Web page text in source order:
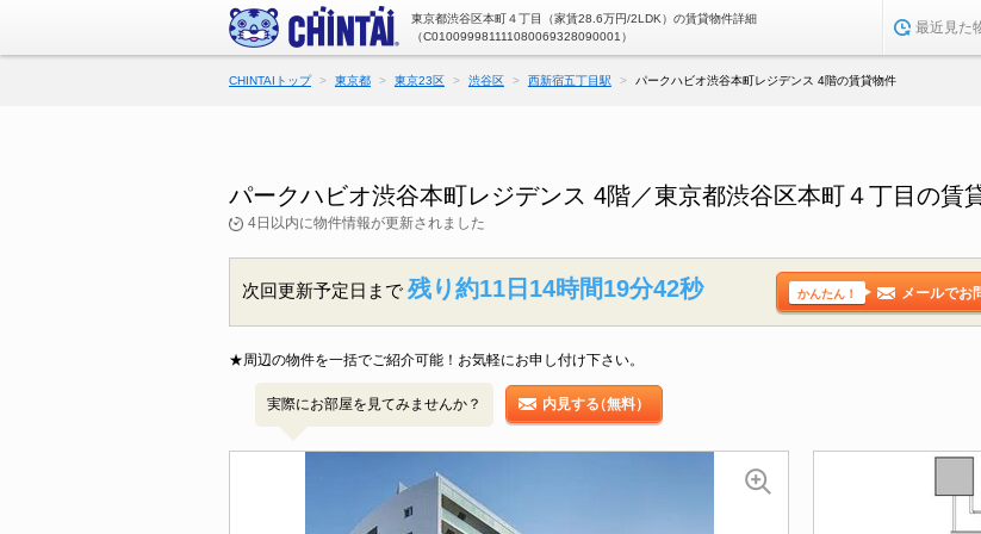
東京都渋谷区本町４丁目（家賃28.6万円/2LDK）の賃貸物件詳細
（C010099981111080069328090001）
最近見た
CHINTAIトップ 東京都 東京23区 渋谷区 西新宿五丁目駅 パークハビオ渋谷本町レジデンス 4階の賃貸物件
パークハビオ渋谷本町レジデンス 4階／東京都渋谷区本町４丁目の賃
4日以内に物件情報が更新されました
次回更新予定日まで 残り約11日14時間19分41秒 かんたん！ メールでお
★周辺の物件を一括でご紹介可能！お気軽にお申し付け下さい。
実際にお部屋を見てみませんか？ 内見する（無料）